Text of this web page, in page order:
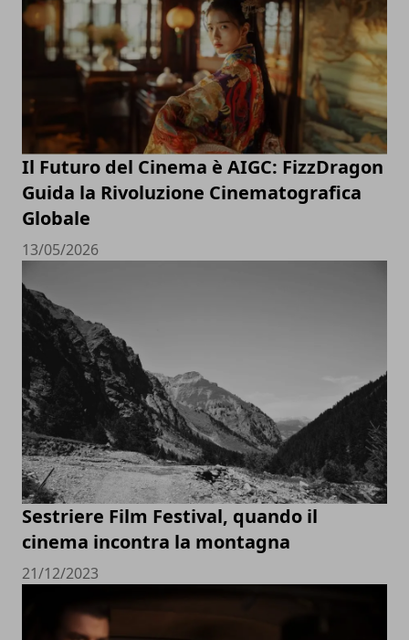
Il Futuro del Cinema è AIGC: FizzDragon
Guida la Rivoluzione Cinematografica
Globale
13/05/2026
Sestriere Film Festival, quando il
cinema incontra la montagna
21/12/2023